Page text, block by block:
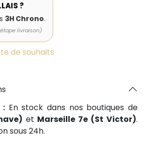
?
3H Chrono.
livraison)
de souhaits
: En stock dans nos boutiques de
et Marseille 7e (St Victor).
sous 24h.